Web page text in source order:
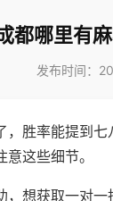
都哪里有
发布时间：
，胜率能提到
这些细节。
，想获取一对